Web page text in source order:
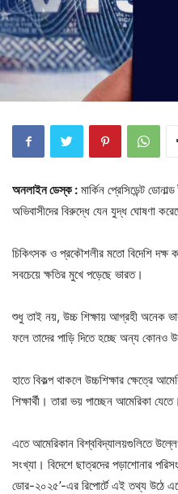
অনলাইন ডেস্ক : মার্কিন প্রেসিডেন্ট
অভিবাসীদের বিরুদ্ধে যেন যুদ্ধ ঘোষণা
চিকিৎসক ও প্রকৌশলীর মতো বিদেশি দক্ষ
সবচেয়ে ক্ষতির মুখে পড়েছে ভারত।
শুধু তাই নয়, উচ্চ শিক্ষায় আগ্রহী অনেক
ফলে তাদের পাড়ি দিতে হচ্ছে অন্য কোনও
হাতে বিকল্প থাকলে উচ্চশিক্ষার ক্ষেত্রে
শিক্ষার্থী। তারা ভয় পাচ্ছেন আমেরিকা যেতে।
এতে আমেরিকান বিশ্ববিদ্যালয়গুলিতে
সংখ্যা। বিদেশে ছাত্রদের পড়াশোনার
ডোর-২০২৫’-এর রিপোর্টে এই তথ্য উঠে